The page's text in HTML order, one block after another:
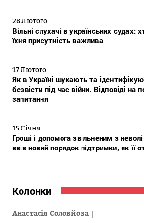
28 Лютого
Вільні слухачі в українських судах:
їхня присутність важлива
17 Лютого
Як в Україні шукають та
безвісти під час війни. Відповіді на
запитання
15 Січня
Гроші і допомога звільненим з
ввів новий порядок підтримки, як її
Колонки
Анастасія Соловйова